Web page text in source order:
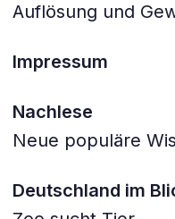
Auflösung und
Impressum
Nachlese
Neue populäre
Deutschland im